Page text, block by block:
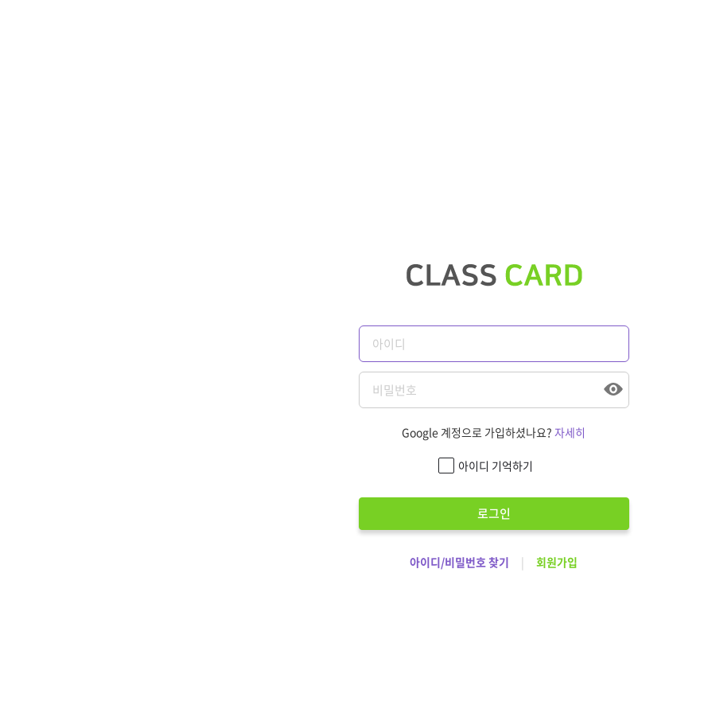
Google 계정으로 가입하셨나요?자세히
아이디 기억하기
로그인
아이디/비밀번호 찾기 | 회원가입